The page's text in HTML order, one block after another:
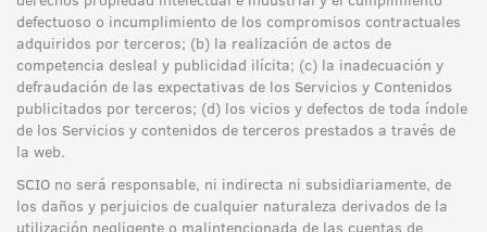
defectuoso o incumplimiento de los compromisos contractuales
adquiridos por terceros; (b) la realización de actos de
competencia desleal y publicidad ilícita; (c) la inadecuación y
defraudación de las expectativas de los Servicios y Contenidos
publicitados por terceros; (d) los vicios y defectos de toda índole
de los Servicios y contenidos de terceros prestados a través de
la web.
SCIO no será responsable, ni indirecta ni subsidiariamente, de
los daños y perjuicios de cualquier naturaleza derivados de la
utilización negligente o malintencionada de las cuentas de